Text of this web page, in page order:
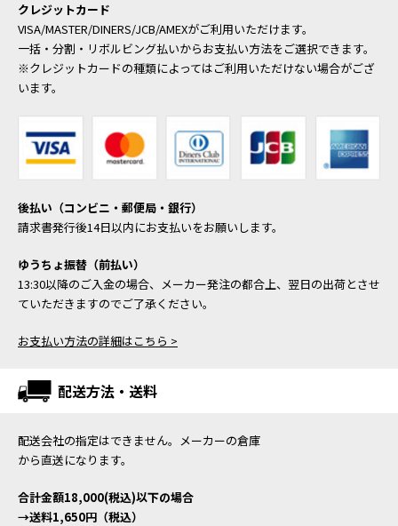
クレジットカード
VISA/MASTER/DINERS/JCB/AMEXがご利用いただけます。
一括・分割・リボルビング払いからお支払い方法をご選択できます。
※クレジットカードの種類によってはご利用いただけない場合がござ
います。
後払い（コンビニ・郵便局・銀行）
請求書発行後14日以内にお支払いをお願いします。
ゆうちょ振替（前払い）
13:30以降のご入金の場合、メーカー発注の都合上、翌日の出荷とさせ
ていただきますのでご了承ください。
お支払い方法の詳細はこちら >
配送方法・送料
配送会社の指定はできません。メーカーの倉庫
から直送になります。
合計金額18,000(税込)以下の場合
→送料1,650円（税込）